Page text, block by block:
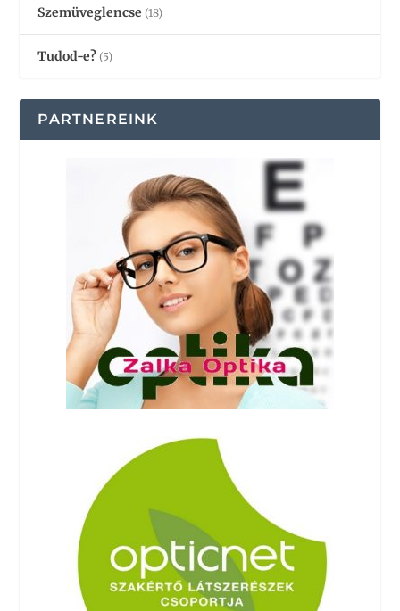
Szemüveglencse (18)
Tudod-e? (5)
PARTNEREINK